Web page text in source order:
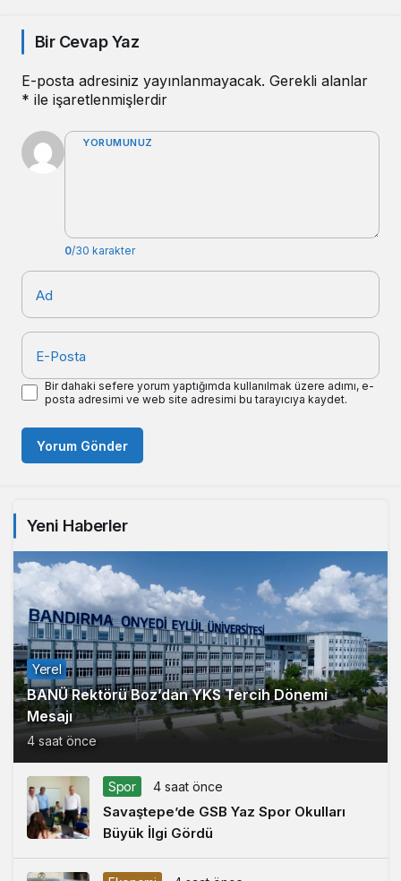
Bir Cevap Yaz
E-posta adresiniz yayınlanmayacak. Gerekli alanlar
* ile işaretlenmişlerdir
YORUMUNUZ
0/30 karakter
Ad
E-Posta
Bir dahaki sefere yorum yaptığımda kullanılmak üzere adımı, e-
posta adresimi ve web site adresimi bu tarayıcıya kaydet.
Yorum Gönder
Yeni Haberler
Yerel
BANÜ Rektörü Boz’dan YKS Tercih Dönemi
Mesajı
4 saat önce
Spor 4 saat önce
Savaştepe’de GSB Yaz Spor Okulları
Büyük İlgi Gördü